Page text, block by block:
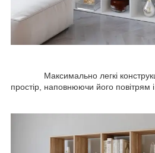
Максимально легкі
простір, наповнюючи його повітрям і